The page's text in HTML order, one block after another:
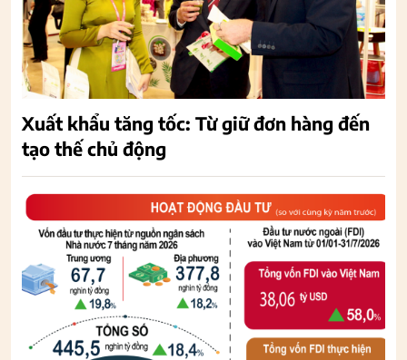
Xuất khẩu tăng tốc: Từ giữ đơn hàng đến
tạo thế chủ động